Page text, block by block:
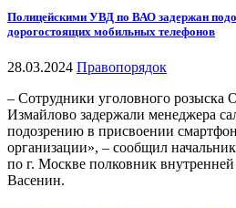
Полицейскими УВД по ВАО задержан
дорогостоящих мобильных телефонов
28.03.2024 Правопорядок
– Сотрудники уголовного
Измайлово задержали менеджера
подозрению в присвоении
организации», – сообщил
по г. Москве полковник
Васенин.